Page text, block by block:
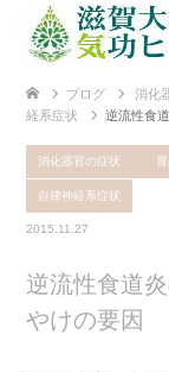
ブログ 消化
経系症状
逆流性食
消化器官の症状
自律神経系症状
2015.11.27
逆流性食道
やけの要因